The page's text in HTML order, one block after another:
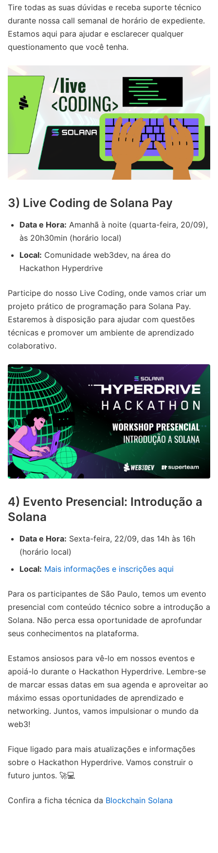
Tire todas as suas dúvidas e receba suporte técnico
durante nossa call semanal de horário de expediente.
Estamos aqui para ajudar e esclarecer qualquer
questionamento que você tenha.
3) Live Coding de Solana Pay
Data e Hora: Amanhã à noite (quarta-feira, 20/09),
às 20h30min (horário local)
Local: Comunidade web3dev, na área do
Hackathon Hyperdrive
Participe do nosso Live Coding, onde vamos criar um
projeto prático de programação para Solana Pay.
Estaremos à disposição para ajudar com questões
técnicas e promover um ambiente de aprendizado
colaborativo.
4) Evento Presencial: Introdução a
Solana
Data e Hora: Sexta-feira, 22/09, das 14h às 16h
(horário local)
Local: Mais informações e inscrições aqui
Para os participantes de São Paulo, temos um evento
presencial com conteúdo técnico sobre a introdução a
Solana. Não perca essa oportunidade de aprofundar
seus conhecimentos na plataforma.
Estamos ansiosos para vê-lo em nossos eventos e
apoiá-lo durante o Hackathon Hyperdrive. Lembre-se
de marcar essas datas em sua agenda e aproveitar ao
máximo essas oportunidades de aprendizado e
networking. Juntos, vamos impulsionar o mundo da
web3!
Fique ligado para mais atualizações e informações
sobre o Hackathon Hyperdrive. Vamos construir o
futuro juntos. 🚀💻
Confira a ficha técnica da Blockchain Solana